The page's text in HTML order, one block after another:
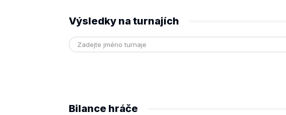
Výsledky na turnajích
Bilance hráče